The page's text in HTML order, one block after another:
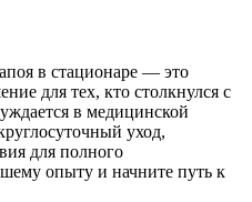
в стационаре — это
для тех, кто столкнулся с
в медицинской
уход,
для полного
опыту и начните путь к